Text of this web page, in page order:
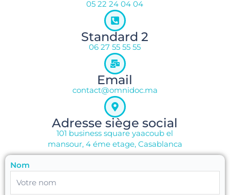
05 22 24 04 04
Standard 2
06 27 55 55 55
Email
contact@omnidoc.ma
Adresse siège social
101 business square yaacoub el
mansour, 4 éme etage, Casablanca
Nom